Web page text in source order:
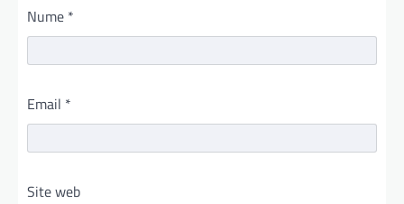
Nume *
Email *
Site web